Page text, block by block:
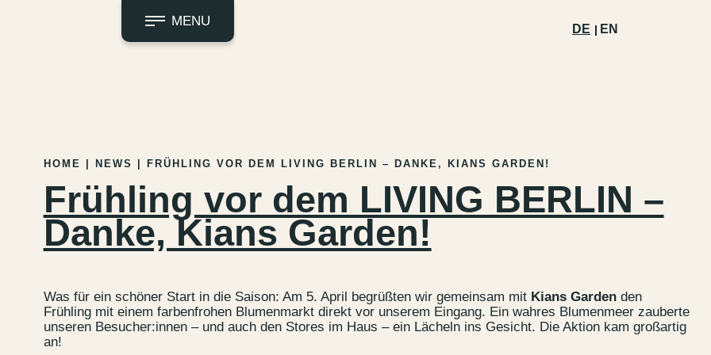
MENU
DE EN
HOME NEWS FRÜHLING VOR DEM LIVING BERLIN – DANKE, KIANS GARDEN!
Frühling vor dem LIVING BERLIN –
Danke, Kians Garden!
Was für ein schöner Start in die Saison: Am 5. April begrüßten wir gemeinsam mit Kians Gardenden
Frühling mit einem farbenfrohen Blumenmarkt direkt vor unserem Eingang. Ein wahres Blumenmeer zauberte
unseren Besucher:innen – und auch den Stores im Haus – ein Lächeln ins Gesicht. Die Aktion kam großartig
an!